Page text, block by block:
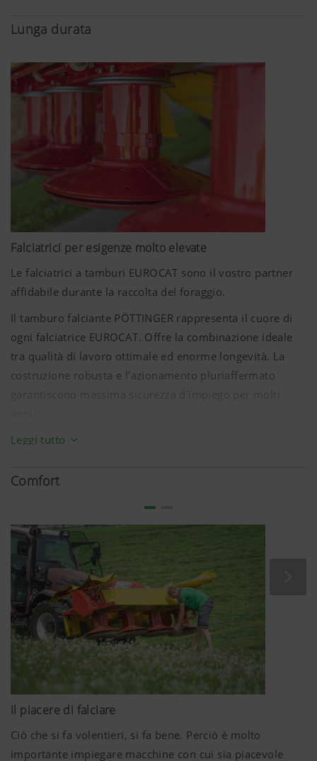
taglio pulito garantiscono soprattutto un eccezionale
anche con foraggio allettato.
I nostri vari sistemi di regolazione dell'altezza di taglio
garantiscono un impiego versatile in differenti processi
di raccolta. In base a quanto spesso passate da un
processo di raccolta ad un altro, con le nostre falciatrici
frontali potete scegliere tra la regolazione mediante
anelli distanziali o la confortevole regolazione
centralizzata dell'altezza di taglio.
Lunga durata
Falciatrici per esigenze molto elevate
Le falciatrici a tamburi EUROCAT sono il vostro partner
affidabile durante la raccolta del foraggio.
Il tamburo falciante PÖTTINGER rappresenta il cuore di
ogni falciatrice EUROCAT. Offre la combinazione ideale
tra qualità di lavoro ottimale ed enorme longevità. La
costruzione robusta e l'azionamento pluriaffermato
Tutta la falciatrice è costruita solo con pezzi di qualità
immersione con verniciatura a polveri garantisce
Leggi tutto
Comfort
Il piacere di falciare
Ciò che si fa volentieri, si fa bene. Perciò è molto
importante impiegare macchine con cui sia piacevole